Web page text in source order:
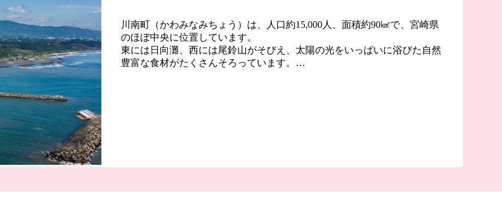
川南町（かわみなみちょう）は、人口約15,000人、面積約90㎢で、宮崎県
のほぼ中央に位置しています。
東には日向灘、西には尾鈴山がそびえ、太陽の光をいっぱいに浴びた自然
豊富な食材がたくさんそろっています。